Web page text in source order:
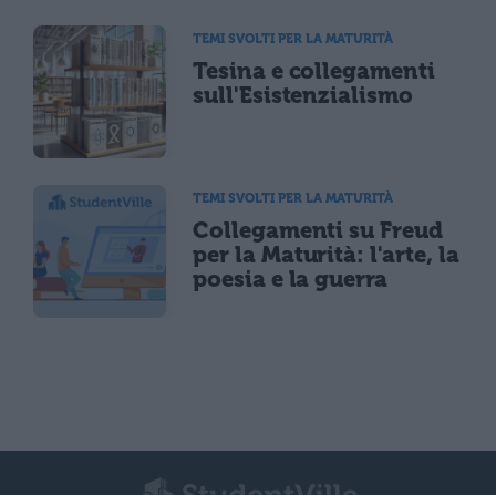
TEMI SVOLTI PER LA MATURITÀ
Tesina e collegamenti
sull'Esistenzialismo
TEMI SVOLTI PER LA MATURITÀ
Collegamenti su Freud
per la Maturità: l'arte, la
poesia e la guerra